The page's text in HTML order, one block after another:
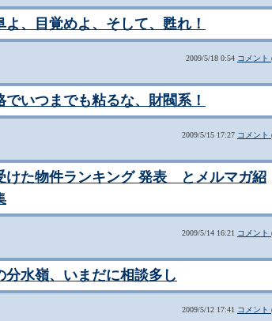
よ、目覚めよ、そして、甦れ！
2009/5/18 0:54 コメント
でいつまでも粘るな、財閥系！
2009/5/15 17:27 コメント
けた物件ランキング 発表 とメルマガ紹
2009/5/14 16:21 コメント
分水嶺、いまだに相談多し
2009/5/12 17:41 コメント